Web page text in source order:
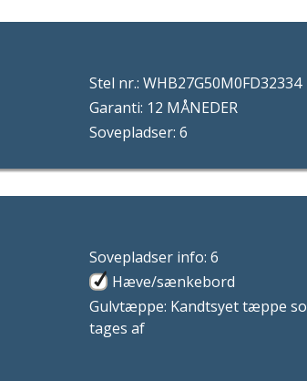
Stel nr.: WHB27G50M0FD32334
Garanti: 12 MÅNEDER
Sovepladser: 6
Sovepladser info: 6
Hæve/sænkebord
Gulvtæppe: Kandtsyet tæppe
tages af